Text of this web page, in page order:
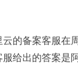
的备案客服在
给出的答案是